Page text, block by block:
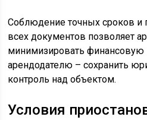
Соблюдение точных сроков и
всех документов позволяет
минимизировать финансовую
арендодателю – сохранить
контроль над объектом.
Условия